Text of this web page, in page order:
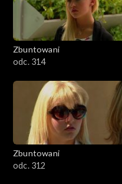
Zbuntowani
odc. 314
Zbuntowani
odc. 312